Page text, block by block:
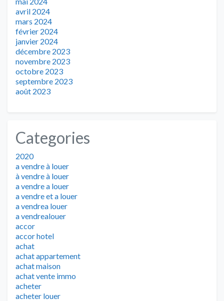
avril 2024
mars 2024
février 2024
janvier 2024
décembre 2023
novembre 2023
octobre 2023
septembre 2023
août 2023
Categories
2020
a vendre à louer
à vendre à louer
a vendre a louer
a vendre et a louer
a vendrea louer
a vendrealouer
accor
accor hotel
achat
achat appartement
achat maison
achat vente immo
acheter
acheter louer